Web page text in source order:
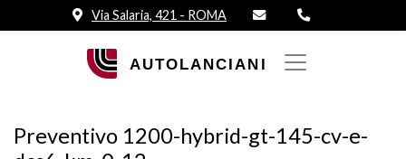
Via Salaria, 421 - ROMA
Preventivo 1200-hybrid-gt-145-cv-e-